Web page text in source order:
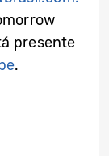
presente
.